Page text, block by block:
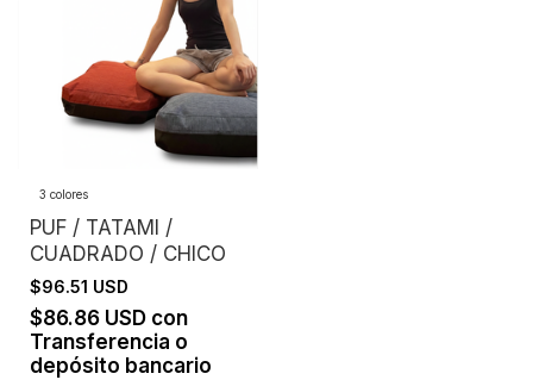
3 colores
PUF / TATAMI /
CUADRADO / CHICO
$96.51 USD
$86.86 USD con
Transferencia o
depósito bancario